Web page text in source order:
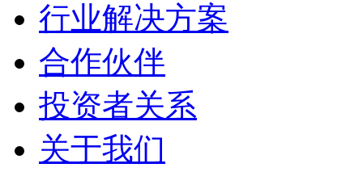
行业解决方案
合作伙伴
投资者关系
关于我们